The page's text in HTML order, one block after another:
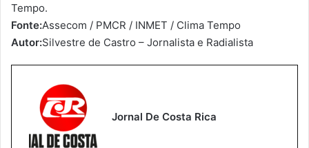
Tempo.
Fonte:Assecom / PMCR / INMET / Clima Tempo
Autor:Silvestre de Castro – Jornalista e Radialista
Jornal De Costa Rica